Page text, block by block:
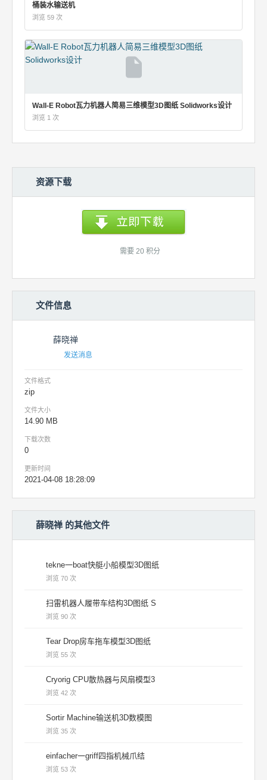
桶装水输送机
浏览 59 次
Wall-E Robot瓦力机器人简易三维模型3D图纸 Solidworks设计
浏览 1 次
资源下载
需要 20 积分
文件信息
薛晓禅
发送消息
文件格式
zip
文件大小
14.90 MB
下载次数
0
更新时间
2021-04-08 18:28:09
薛晓禅 的其他文件
tekne一boat快艇小船模型3D图纸
浏览 70 次
扫雷机器人履带车结构3D图纸 S
浏览 90 次
Tear Drop房车拖车模型3D图纸
浏览 55 次
Cryorig CPU散热器与风扇模型3
浏览 42 次
Sortir Machine输送机3D数模图
浏览 35 次
einfacher一griff四指机械爪结
浏览 53 次